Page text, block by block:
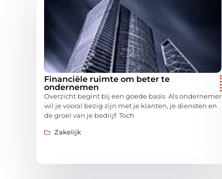
Financiële ruimte om beter te
ondernemen
Overzicht begint bij een goede basis Als ondernemer
wil je vooral bezig zijn met je klanten, je diensten en
de groei van je bedrijf. Toch
Zakelijk